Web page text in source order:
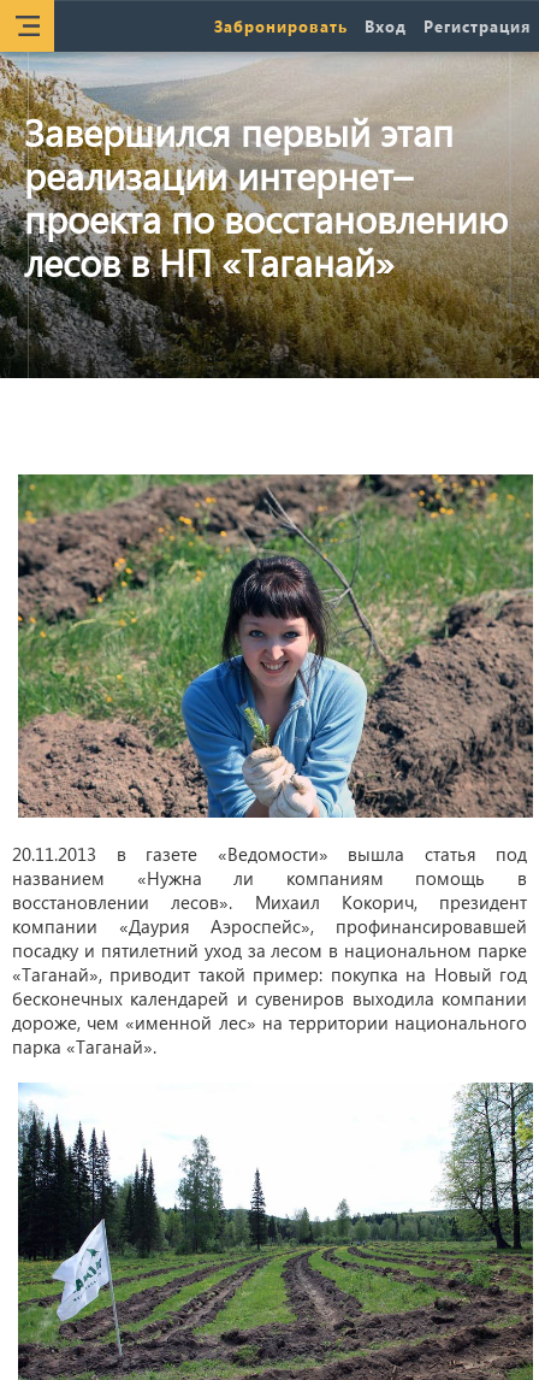
Забронировать Вход Регистрация
Завершился первый этап
реализации интернет–
проекта по восстановлению
лесов в НП «Таганай»
20.11.2013 в газете «Ведомости» вышла статья под
названием «Нужна ли компаниям помощь в
восстановлении лесов». Михаил Кокорич, президент
компании «Даурия Аэроспейс», профинансировавшей
посадку и пятилетний уход за лесом в национальном парке
«Таганай», приводит такой пример: покупка на Новый год
бесконечных календарей и сувениров выходила компании
дороже, чем «именной лес» на территории национального
парка «Таганай».